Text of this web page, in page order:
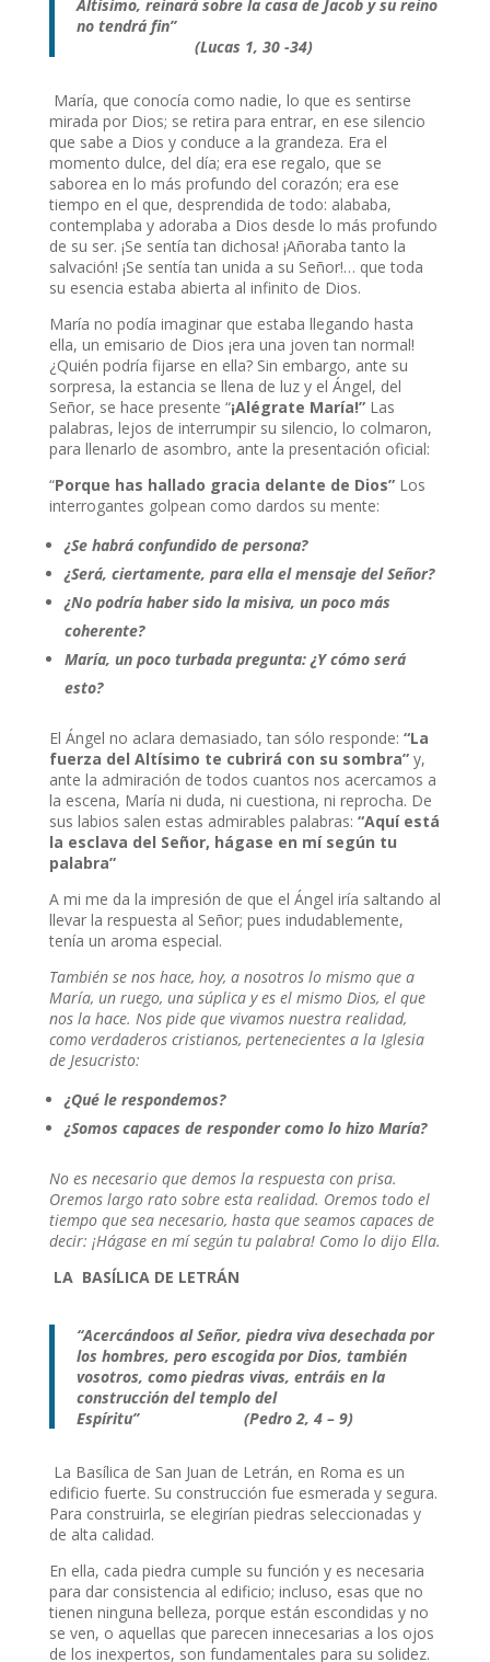
Altísimo, reinará sobre la casa de Jacob y su reino
no tendrá fin”
(Lucas 1, 30 -34)
María, que conocía como nadie, lo que es sentirse
mirada por Dios; se retira para entrar, en ese silencio
que sabe a Dios y conduce a la grandeza. Era el
momento dulce, del día; era ese regalo, que se
saborea en lo más profundo del corazón; era ese
tiempo en el que, desprendida de todo: alababa,
contemplaba y adoraba a Dios desde lo más profundo
de su ser. ¡Se sentía tan dichosa! ¡Añoraba tanto la
salvación! ¡Se sentía tan unida a su Señor!… que toda
su esencia estaba abierta al infinito de Dios.
María no podía imaginar que estaba llegando hasta
ella, un emisario de Dios ¡era una joven tan normal!
¿Quién podría fijarse en ella? Sin embargo, ante su
sorpresa, la estancia se llena de luz y el Ángel, del
Señor, se hace presente “¡Alégrate María!” Las
palabras, lejos de interrumpir su silencio, lo colmaron,
para llenarlo de asombro, ante la presentación oficial:
“Porque has hallado gracia delante de Dios” Los
interrogantes golpean como dardos su mente:
¿Se habrá confundido de persona?
¿Será, ciertamente, para ella el mensaje del Señor?
¿No podría haber sido la misiva, un poco más
coherente?
María, un poco turbada pregunta: ¿Y cómo será
esto?
El Ángel no aclara demasiado, tan sólo responde: “La
fuerza del Altísimo te cubrirá con su sombra”y,
ante la admiración de todos cuantos nos acercamos a
la escena, María ni duda, ni cuestiona, ni reprocha. De
sus labios salen estas admirables palabras: “Aquí está
la esclava del Señor, hágase en mí según tu
palabra”
A mi me da la impresión de que el Ángel iría saltando al
llevar la respuesta al Señor; pues indudablemente,
tenía un aroma especial.
También se nos hace, hoy, a nosotros lo mismo que a
María, un ruego, una súplica y es el mismo Dios, el que
nos la hace. Nos pide que vivamos nuestra realidad,
como verdaderos cristianos, pertenecientes a la Iglesia
de Jesucristo:
¿Qué le respondemos?
¿Somos capaces de responder como lo hizo María?
No es necesario que demos la respuesta con prisa.
Oremos largo rato sobre esta realidad. Oremos todo el
tiempo que sea necesario, hasta que seamos capaces de
decir: ¡Hágase en mí según tu palabra! Como lo dijo Ella.
LA BASÍLICA DE LETRÁN
“Acercándoos al Señor, piedra viva desechada por
los hombres, pero escogida por Dios, también
vosotros, como piedras vivas, entráis en la
construcción del templo del
Espíritu” (Pedro 2, 4 – 9)
La Basílica de San Juan de Letrán, en Roma es un
edificio fuerte. Su construcción fue esmerada y segura.
Para construirla, se elegirían piedras seleccionadas y
de alta calidad.
En ella, cada piedra cumple su función y es necesaria
para dar consistencia al edificio; incluso, esas que no
tienen ninguna belleza, porque están escondidas y no
se ven, o aquellas que parecen innecesarias a los ojos
de los inexpertos, son fundamentales para su solidez.